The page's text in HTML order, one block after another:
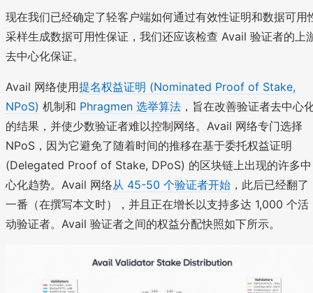
现在我们已经确定了轻客户端如何通过有效性证明和数据可用
采样生成数据可用性保证，我们还应该检查 Avail 验证者的上
去中心化保证。
Avail 网络使用提名权益证明 (Nominated Proof of Stake,
NPoS) 机制和 Phragmen 选举算法 ，旨在改善验证者去中心
的结果，并使少数验证者难以控制网络。Avail 网络专门选择
NPoS，因为它避免了随着时间的推移在基于委托权益证明
(Delegated Proof of Stake, DPoS) 的区块链上出现的许多中
心化趋势。Avail 网络从 45-50 个验证者开始 ，此后已经翻了
一番（在撰写本文时），并且正在增长以支持多达 1,000 个活
动验证者。Avail 验证者之间的权益分配快照如下所示。